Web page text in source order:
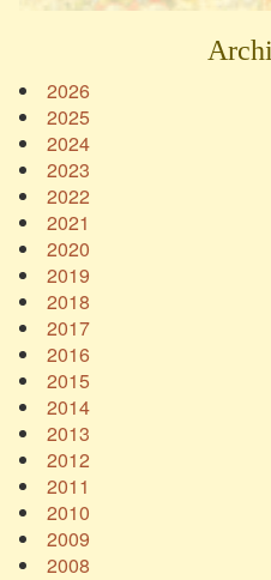
2026
2025
2024
2023
2022
2021
2020
2019
2018
2017
2016
2015
2014
2013
2012
2011
2010
2009
2008